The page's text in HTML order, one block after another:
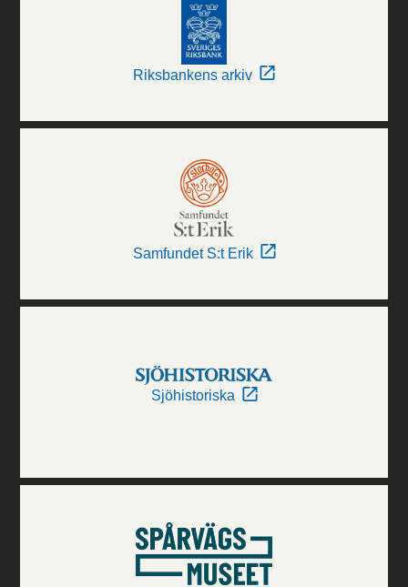
Riksbankens arkiv
Samfundet S:t Erik
Sjöhistoriska